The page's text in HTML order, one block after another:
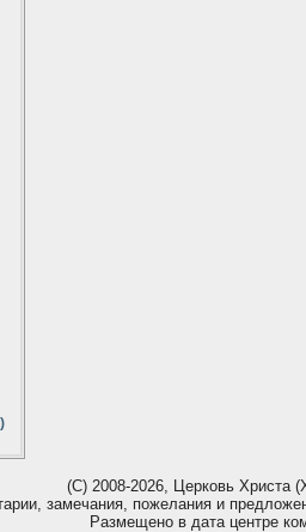
(С) 2008-2026, Церковь Христа
замечания, пожелания и
Размещено в дата центре